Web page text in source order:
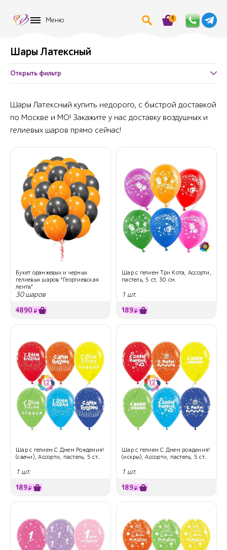
Меню 1
Шары Латексный
Открыть фильтр
Шары Латексный купить недорого, с быстрой доставкой
по Москве и МО! Закажите у нас доставку воздушных и
гелиевых шаров прямо сейчас!
Букет оранжевых и черных
гелиевых шаров "Георгиевская
лента"
30 шаров
4890 ₽
Шар с гелием Три Кота, Ассорти,
пастель, 5 ст, 30 см.
1 шт.
189₽
Шар с гелием С Днем Рождения!
(свечи), Ассорти, пастель, 5 ст...
1 шт.
189₽
Шар с гелием С Днем рождения!
(искры), Ассорти, пастель, 5 ст...
1 шт.
189₽